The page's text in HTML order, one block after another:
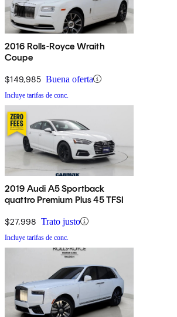
2016 Rolls-Royce Wraith
Coupe
$149,985 Buena oferta
Incluye tarifas de conc.
2019 Audi A5 Sportback
quattro Premium Plus 45 TFSI
$27,998 Trato justo
Incluye tarifas de conc.